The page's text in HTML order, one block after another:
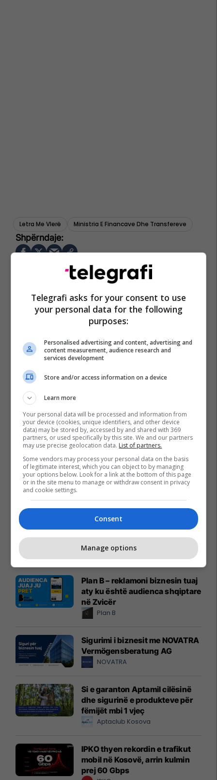
Letra Me Vlerë Ministria E Financave Dhe Transfereve
Reklamo këtu
Plan B – reklamoni biznesin tuaj
aty ku është audienca shqiptare
në Zvicër
Plan B
Sigurimi i biznesit me NOVATRA
Vermögensberatung AG
NOVATRA
Si e garanton Aptamil cilësinë
dhe sigurinë e produkteve për
fëmijët mbi 1 vjeç
Aptaclub Kosova
IPKO thyen rekordin e trafikut
mobil në Kosovë, arrin kulmin
prej 60 Gbps
Telegrafi asks for your consent to use
your personal data for the following
purposes:
Personalised advertising and content, advertising and
content measurement, audience research and
services development
Store and/or access information on a device
Learn more
Your personal data will be processed and information from
your device (cookies, unique identifiers, and other device
data) may be stored by, accessed by and shared with 369
partners, or used specifically by this site. We and our partners
may use precise geolocation data. List of partners.
Some vendors may process your personal data on the basis
of legitimate interest, which you can object to by managing
your options below. Look for a link at the bottom of this page
or in the site menu to manage or withdraw consent in privacy
and cookie settings.
Consent
Manage options